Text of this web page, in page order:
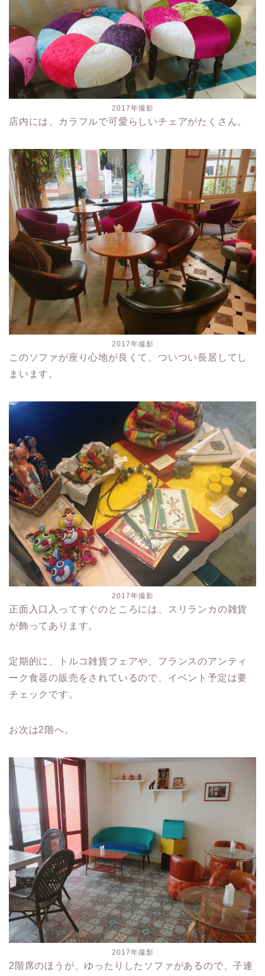
2017年撮影
店内には、カラフルで可愛らしいチェアがたくさん。
2017年撮影
このソファが座り心地が良くて、ついつい長居してし
まいます。
2017年撮影
正面入口入ってすぐのところには、スリランカの雑貨
が飾ってあります。
定期的に、トルコ雑貨フェアや、フランスのアンティ
ーク食器の販売をされているので、イベント予定は要
チェックです。
お次は2階へ。
2017年撮影
2階席のほうが、ゆったりしたソファがあるので、子連